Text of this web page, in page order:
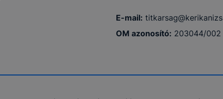
E-mail:
OM azonosító: 203044/002